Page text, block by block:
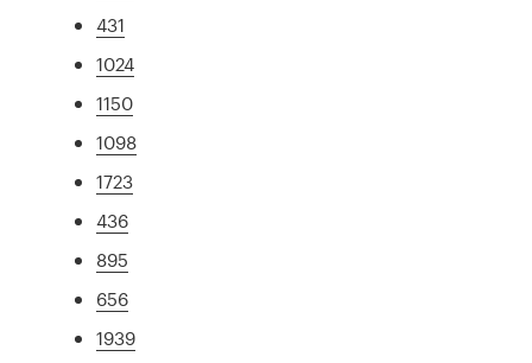
431
1024
1150
1098
1723
436
895
656
1939